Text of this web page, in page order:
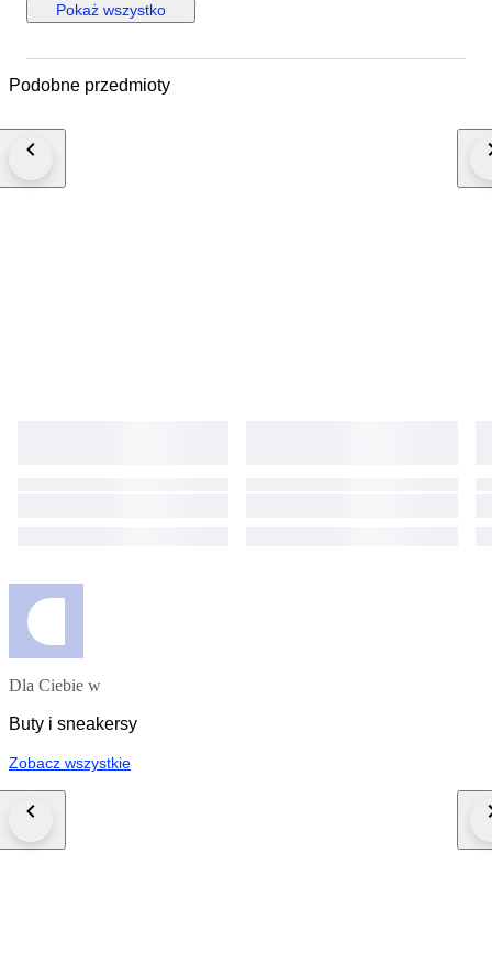
Pokaż wszystko
Podobne przedmioty
Dla Ciebie w
Buty i sneakersy
Zobacz wszystkie